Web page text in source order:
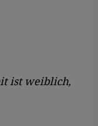
ist weiblich,